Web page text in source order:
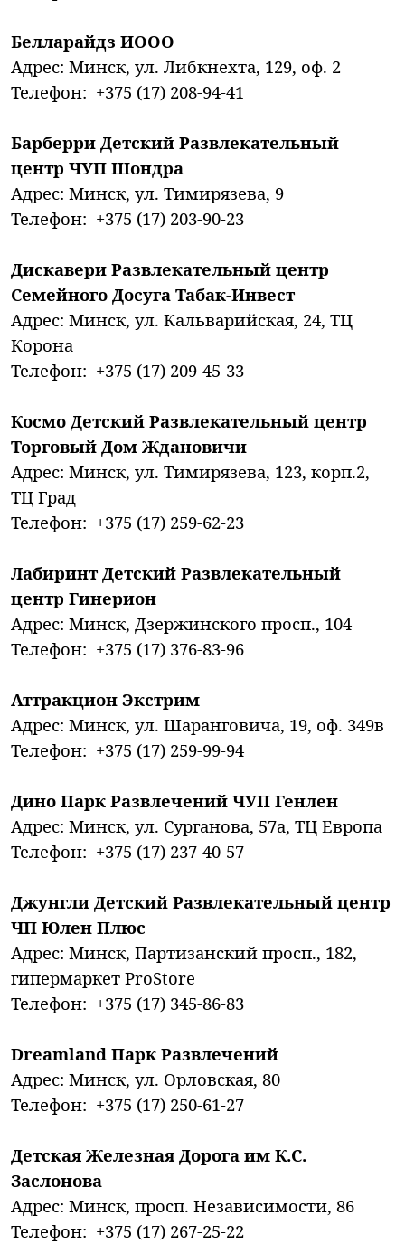
Белларайдз ИООО
Адрес: Минск, ул. Либкнехта, 129, оф. 2
Телефон: +375 (17) 208-94-41
Барберри Детский Развлекательный
центр ЧУП Шондра
Адрес: Минск, ул. Тимирязева, 9
Телефон: +375 (17) 203-90-23
Дискавери Развлекательный центр
Семейного Досуга Табак-Инвест
Адрес: Минск, ул. Кальварийская, 24, ТЦ
Корона
Телефон: +375 (17) 209-45-33
Космо Детский Развлекательный центр
Торговый Дом Ждановичи
Адрес: Минск, ул. Тимирязева, 123, корп.2,
ТЦ Град
Телефон: +375 (17) 259-62-23
Лабиринт Детский Развлекательный
центр Гинерион
Адрес: Минск, Дзержинского просп., 104
Телефон: +375 (17) 376-83-96
Аттракцион Экстрим
Адрес: Минск, ул. Шаранговича, 19, оф. 349в
Телефон: +375 (17) 259-99-94
Дино Парк Развлечений ЧУП Генлен
Адрес: Минск, ул. Сурганова, 57а, ТЦ Европа
Телефон: +375 (17) 237-40-57
Джунгли Детский Развлекательный центр
ЧП Юлен Плюс
Адрес: Минск, Партизанский просп., 182,
гипермаркет ProStore
Телефон: +375 (17) 345-86-83
Dreamland Парк Развлечений
Адрес: Минск, ул. Орловская, 80
Телефон: +375 (17) 250-61-27
Детская Железная Дорога им К.С.
Заслонова
Адрес: Минск, просп. Независимости, 86
Телефон: +375 (17) 267-25-22